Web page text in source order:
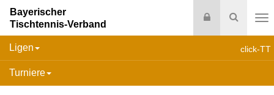
Suche
Login
Bayerischer
Tischtennis-Verband
click-TT
Ligen
Turniere